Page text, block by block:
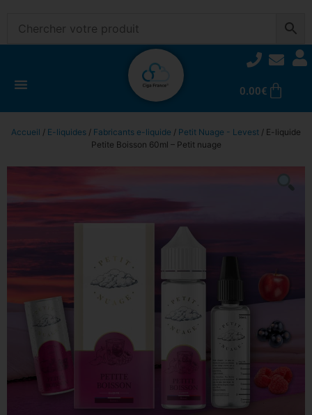
0.00€
Accueil / E-liquides / Fabricants e-liquide / Petit Nuage - Levest / E-liquide
Petite Boisson 60ml – Petit nuage